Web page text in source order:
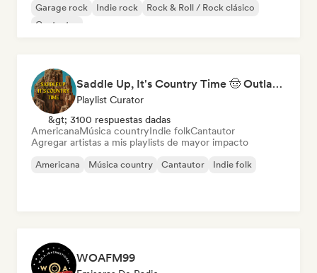
Garage rock
Indie rock
Rock & Roll / Rock clásico
Cantautor
Saddle Up, It's Country Time 🤠 Outlaw Country, Americana & Country Rock
Playlist Curator
&gt; 3100 respuestas dadas
AmericanaMúsica countryIndie folkCantautor
Agregar artistas a mis playlists de mayor impacto
Americana Música country Cantautor Indie folk
WOAFM99